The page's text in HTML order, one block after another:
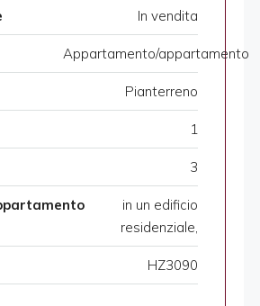
In vendita
Appartamento/appartamento
Pianterreno
1
3
in un edificio
residenziale,
HZ3090